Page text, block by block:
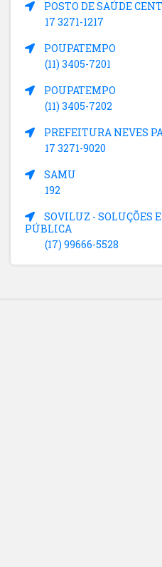
POSTO DE SAÚDE
17 3271-1217
POUPATEMPO
(11) 3405-7201
POUPATEMPO
(11) 3405-7202
PREFEITURA NEVES
17 3271-9020
SAMU
192
SOVILUZ - SOLUÇÕES
PÚBLICA
(17) 99666-5528